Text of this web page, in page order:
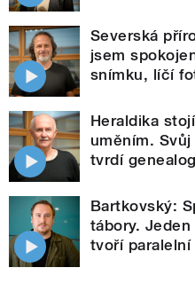
Severská
jsem
snímku, líčí
Heraldika
uměním.
tvrdí genealog
Bartkovský:
tábory.
tvoří paralelní